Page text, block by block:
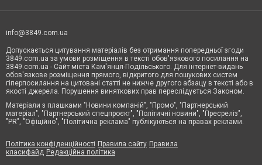
info@3849.com.ua
Допускається цитування матеріалів без отримання попередньої згоди
3849.com.ua за умови розміщення в тексті обов'язкового посилання на
3849.com.ua - Сайт міста Кам'янця-Подільського. Для інтернет-видань
обов'язкове розміщення прямого, відкритого для пошукових систем
гіперпосилання на цитовані статті не нижче другого абзацу в тексті або в
якості джерела. Порушення виняткових прав переслідується Законом.
Матеріали з плашками "Новини компаній", "Промо", "Партнерський
матеріал", "Партнерський спецпроєкт", "Політичні новини", "Пресреліз",
"PR", "Офіційно", "Політична реклама" публікуються на правах реклами.
Політика конфіденційності Правила сайту Правила
класифайд Редакційна політика